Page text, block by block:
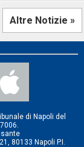
Altre Notizie »
di Napoli del
80133 Napoli P.I.